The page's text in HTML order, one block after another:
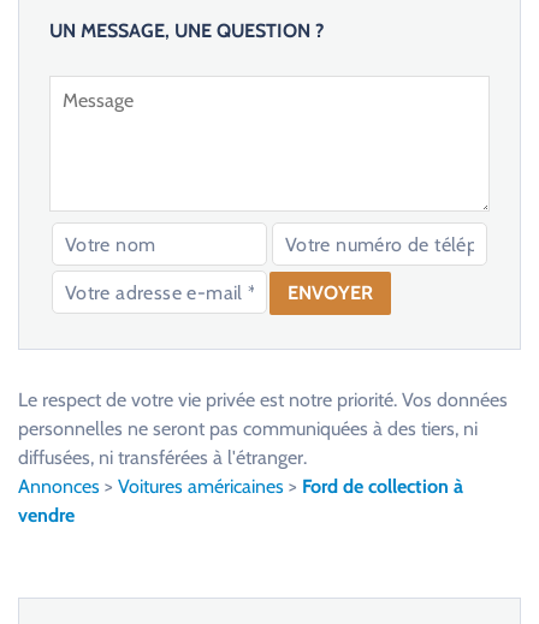
UN MESSAGE, UNE QUESTION ?
e
Le respect de votre vie privée est notre priorité. Vos données
personnelles ne seront pas communiquées à des tiers, ni
diffusées, ni transférées à l'étranger.
Annonces > Voitures américaines > Ford de collection à
vendre